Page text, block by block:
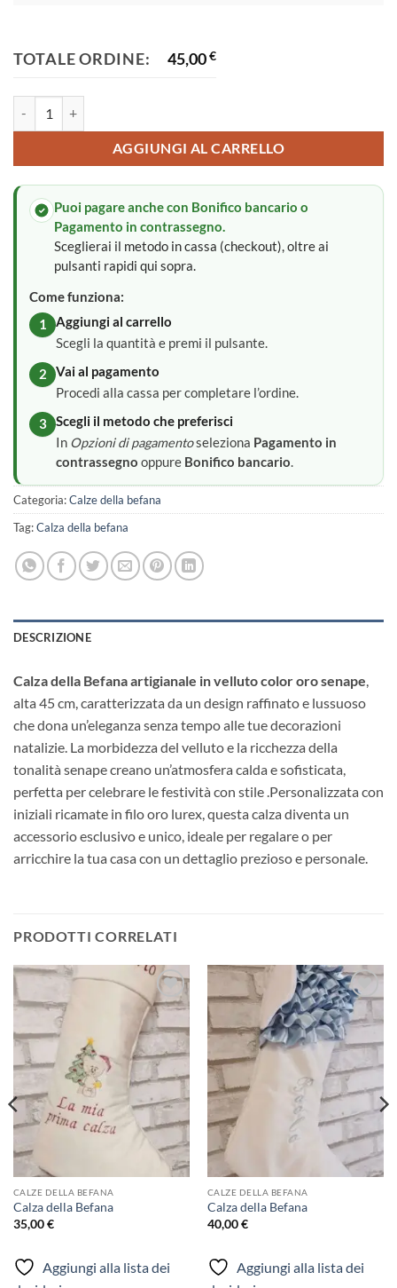
TOTALE ORDINE: 45,00€
AGGIUNGI AL CARRELLO
Puoi pagare anche con Bonifico bancario o
Pagamento in contrassegno.
Sceglierai il metodo in cassa (checkout), oltre ai
pulsanti rapidi qui sopra.
Come funziona:
1
Aggiungi al carrello
Scegli la quantità e premi il pulsante.
2
Vai al pagamento
Procedi alla cassa per completare l’ordine.
3
Scegli il metodo che preferisci
In Opzioni di pagamentoseleziona Pagamento in
contrassegno oppure Bonifico bancario.
Categoria:Calze della befana
Tag:Calza della befana
DESCRIZIONE
Calza della Befana artigianale in velluto color oro senape
alta 45 cm, caratterizzata da un design raffinato e lussuoso
che dona un’eleganza senza tempo alle tue decorazioni
natalizie. La morbidezza del velluto e la ricchezza della
tonalità senape creano un’atmosfera calda e sofisticata,
perfetta per celebrare le festività con stile .Personalizzata con
iniziali ricamate in filo oro lurex, questa calza diventa un
accessorio esclusivo e unico, ideale per regalare o per
arricchire la tua casa con un dettaglio prezioso e personale.
PRODOTTI CORRELATI
Aggiungi
alla lista
dei
desideri
CALZE DELLA BEFANA
Calza della Befana
35,00€
Aggiungi alla lista dei
Aggiungi
alla lista
desideri
CALZE DELLA BEFANA
Calza della Befana
40,00€
Aggiungi alla lista dei